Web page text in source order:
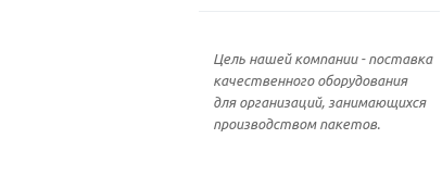
Цель нашей компании - поставка
качественного оборудования
для организаций, занимающихся
производством пакетов.